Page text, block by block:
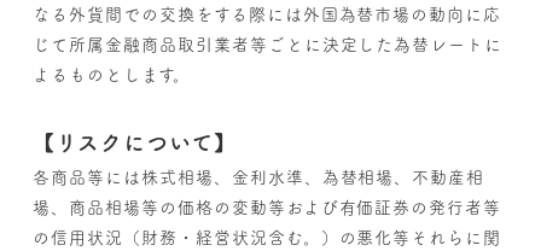
なる外貨間での交換をする際には外国為替市場の動向に応
じて所属金融商品取引業者等ごとに決定した為替レートに
よるものとします。
【リスクについて】
各商品等には株式相場、金利水準、為替相場、不動産相
場、商品相場等の価格の変動等および有価証券の発行者等
の信用状況（財務・経営状況含む。）の悪化等それらに関